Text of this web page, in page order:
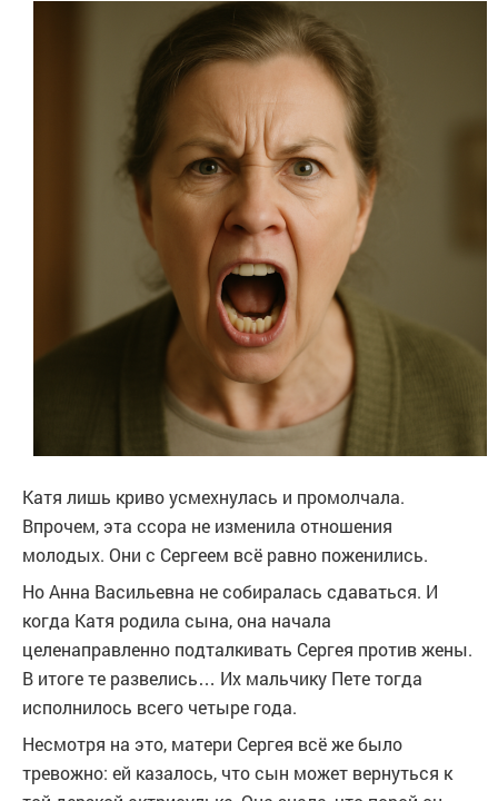
Катя лишь криво усмехнулась и промолчала.
Впрочем, эта ссора не изменила отношения
молодых. Они с Сергеем всё равно поженились.
Но Анна Васильевна не собиралась сдаваться. И
когда Катя родила сына, она начала
целенаправленно подталкивать Сергея против жены.
В итоге те развелись… Их мальчику Пете тогда
исполнилось всего четыре года.
Несмотря на это, матери Сергея всё же было
тревожно: ей казалось, что сын может вернуться к